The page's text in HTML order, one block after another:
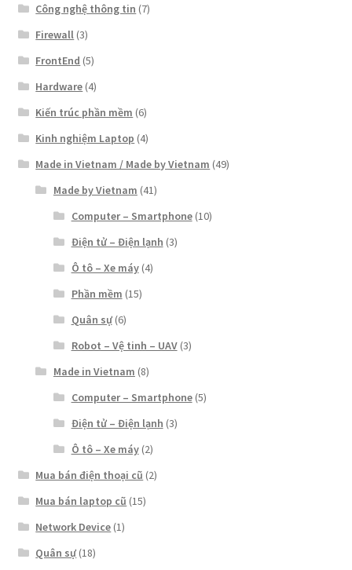
Công nghệ thông tin (7)
Firewall (3)
FrontEnd (5)
Hardware (4)
Kiến trúc phần mềm (6)
Kinh nghiệm Laptop (4)
Made in Vietnam / Made by Vietnam (49)
Made by Vietnam (41)
Computer – Smartphone(10)
Điện tử – Điện lạnh (3)
Ô tô – Xe máy(4)
Phần mềm (15)
Quân sự(6)
Robot – Vệ tinh – UAV(3)
Made in Vietnam (8)
Computer – Smartphone(5)
Điện tử – Điện lạnh (3)
Ô tô – Xe máy(2)
Mua bán điện thoại cũ (2)
Mua bán laptop cũ (15)
Network Device (1)
Quân sự (18)